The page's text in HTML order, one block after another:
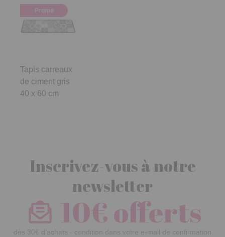
Promo
Tapis carreaux
de ciment gris
40 x 60 cm
Inscrivez-vous à notre
newsletter
10€ offerts
dès 30€ d’achats - condition dans votre e-mail de confirmation